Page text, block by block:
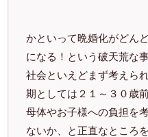
かといって晩婚化がどん
になる！という破天荒な
社会といえどまず考えら
期としては２１～３０歳
母体やお子様への負担を
ないか、と正直なところ